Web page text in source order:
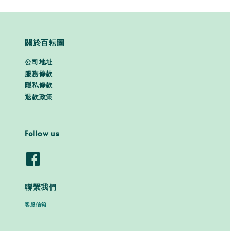
關於百耘圖
公司地址
服務條款
隱私條款
退款政策
Follow us
聯繫我們
客服信箱